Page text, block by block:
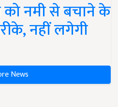
नमी से बचाने के
नहीं लगेगी
News